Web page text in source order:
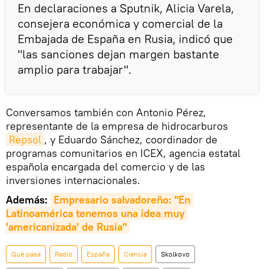
En declaraciones a Sputnik, Alicia Varela,
consejera económica y comercial de la
Embajada de España en Rusia, indicó que
"las sanciones dejan margen bastante
amplio para trabajar".
Conversamos también con Antonio Pérez,
representante de la empresa de hidrocarburos
Repsol , y Eduardo Sánchez, coordinador de
programas comunitarios en ICEX, agencia estatal
española encargada del comercio y de las
inversiones internacionales.
Además: Empresario salvadoreño: "En
Latinoamérica tenemos una idea muy
'americanizada' de Rusia"
Qué pasa Radio España Ciencia Skolkovo